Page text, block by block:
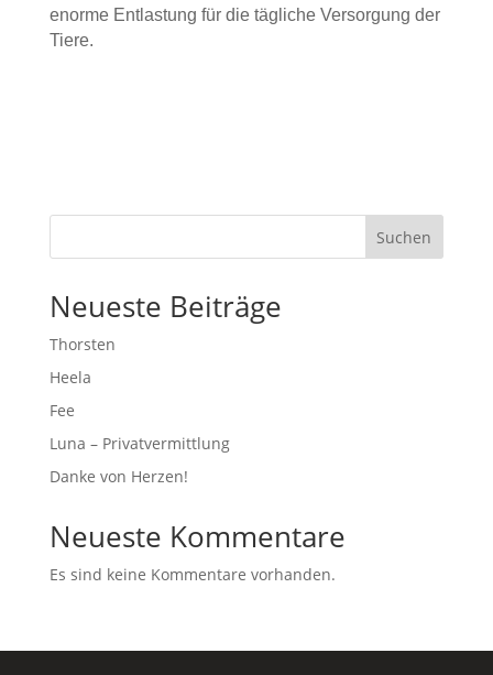
enorme Entlastung für die tägliche Versorgung der
Tiere.
Suchen
Neueste Beiträge
Thorsten
Heela
Fee
Luna – Privatvermittlung
Danke von Herzen!
Neueste Kommentare
Es sind keine Kommentare vorhanden.